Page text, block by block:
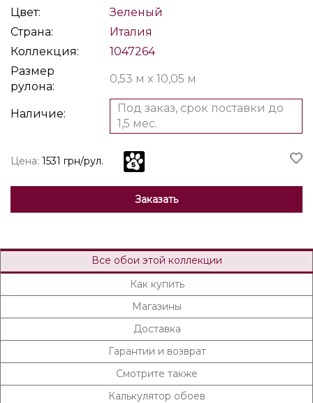
Цвет:
Зеленый
Страна:
Италия
Коллекция:
1047264
Размер
рулона:
0,53 м x 10,05 м
Наличие:
Под заказ, срок поставки до
1,5 мес.
Цена: 1531 грн/рул.
Заказать
Все обои этой коллекции
Как купить
Магазины
Доставка
Гарантии и возврат
Смотрите также
Калькулятор обоев